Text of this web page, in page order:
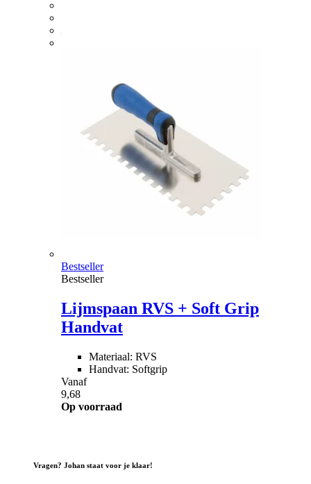
Bestseller
Bestseller
Lijmspaan RVS + Soft Grip
Handvat
Materiaal: RVS
Handvat: Softgrip
Vanaf
9,68
Op voorraad
Vragen? Johan staat voor je klaar!